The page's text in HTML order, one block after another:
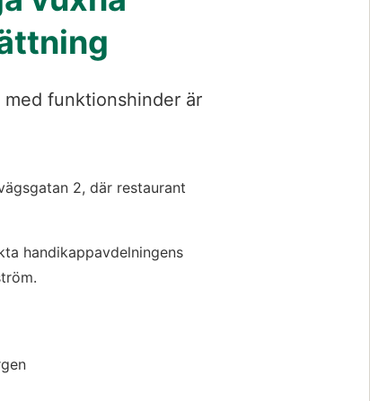
funktionshinder är
2, där restaurant
handikappavdelningens